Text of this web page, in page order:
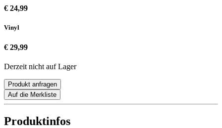
€ 24,99
Vinyl
€ 29,99
Derzeit nicht auf Lager
Produkt anfragen
Auf die Merkliste
Produktinfos